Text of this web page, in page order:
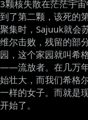
3颗核失散在茫茫宇
到了第二颗，该死的
聚集时，Sajuuk就会
维尔击败，残留的部
园，这个家园就叫希
——流放者。在几万
始壮大，而我们希格
一样的女子。而就是
开始了。